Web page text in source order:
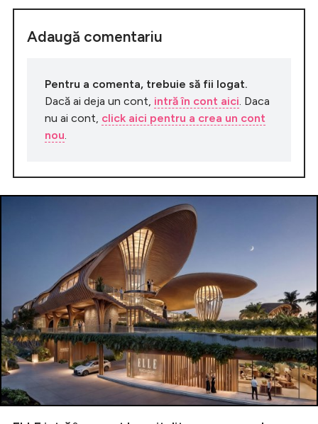
Adaugă comentariu
Pentru a comenta, trebuie să fii logat.
Dacă ai deja un cont, intră în cont aici . Daca
nu ai cont, click aici pentru a crea un cont
nou